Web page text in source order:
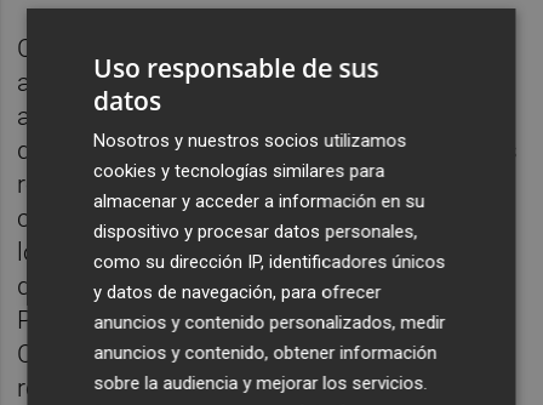
Con relación a la recogida y destino de los
animales de compañía perdidos y
abandonados, la ley establece la necesidad
de desarrollar reglamentariamente todos los
registros para uniformar la información, así
como desarrollar las condiciones exigibles a
los centros y casas de acogida. Las
diferentes Entidades Colaboradoras de
Protección y Defensa de los Animales de
Compañía deberán formar parte de un
registro.
Uso responsable de sus
datos
Nosotros y nuestros socios utilizamos
cookies y tecnologías similares para
almacenar y acceder a información en su
dispositivo y procesar datos personales,
como su dirección IP, identificadores únicos
y datos de navegación, para ofrecer
anuncios y contenido personalizados, medir
anuncios y contenido, obtener información
sobre la audiencia y mejorar los servicios.